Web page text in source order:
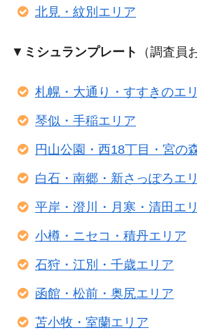
北見・紋別エリア
▼ ミシュランプレート （調査員
札幌・大通り・すすきのエ
琴似・手稲エリア
円山公園・西18丁目・宮の
白石・南郷・新さっぽろエ
平岸・澄川・月寒・清田エ
小樽・ニセコ・積丹エリア
石狩・江別・千歳エリア
函館・松前・奥尻エリア
苫小牧・室蘭エリア